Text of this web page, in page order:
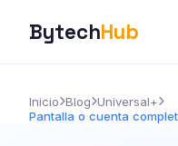
BytechHub
Inicio Blog Universal+
Pantalla o cuenta